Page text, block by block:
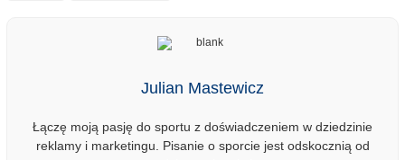
Julian Mastewicz
Łączę moją pasję do sportu z doświadczeniem w dziedzinie
reklamy i marketingu. Pisanie o sporcie jest odskocznią od